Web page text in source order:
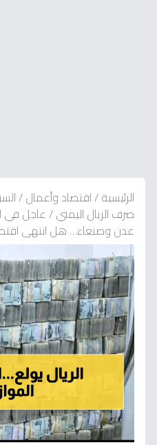
الرئيسية/اقتصاد وأعمال/
صرف الريال اليمني/
عدن وصنعاء… هل انتهى